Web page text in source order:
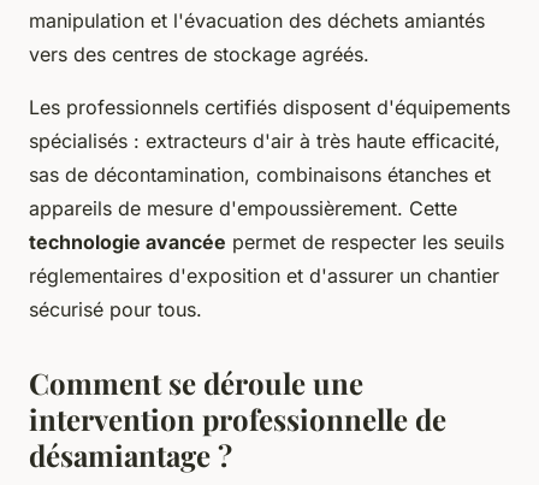
manipulation et l'évacuation des déchets amiantés
vers des centres de stockage agréés.
Les professionnels certifiés disposent d'équipements
spécialisés : extracteurs d'air à très haute efficacité,
sas de décontamination, combinaisons étanches et
appareils de mesure d'empoussièrement. Cette
technologie avancée permet de respecter les seuils
réglementaires d'exposition et d'assurer un chantier
sécurisé pour tous.
Comment se déroule une
intervention professionnelle de
désamiantage ?